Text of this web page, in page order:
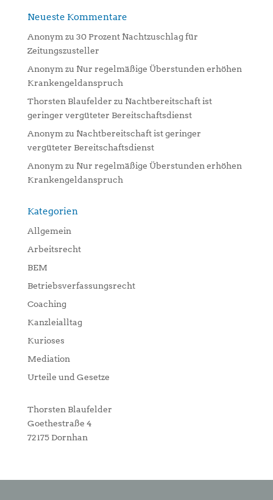
Neueste Kommentare
Anonym zu 30 Prozent Nachtzuschlag für
Zeitungszusteller
Anonym zu Nur regelmäßige Überstunden erhöhen
Krankengeldanspruch
Thorsten Blaufelder zu Nachtbereitschaft ist
geringer vergüteter Bereitschaftsdienst
Anonym zu Nachtbereitschaft ist geringer
vergüteter Bereitschaftsdienst
Anonym zu Nur regelmäßige Überstunden erhöhen
Krankengeldanspruch
Kategorien
Allgemein
Arbeitsrecht
BEM
Betriebsverfassungsrecht
Coaching
Kanzleialltag
Kurioses
Mediation
Urteile und Gesetze
Thorsten Blaufelder
Goethestraße 4
72175 Dornhan